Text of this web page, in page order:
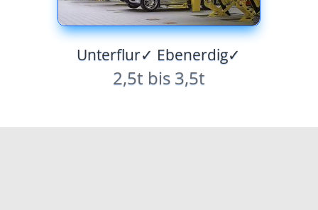
Unterflur✓ Ebenerdig✓
2,5t bis 3,5t